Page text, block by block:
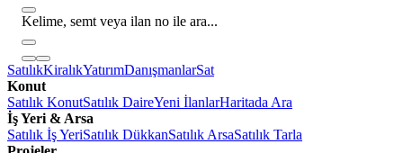
Kelime, semt veya ilan no ile ara...
SatılıkKiralıkYatırımDanışmanlarSat
Konut
Satılık KonutSatılık DaireYeni İlanlarHaritada Ara
İş Yeri & Arsa
Satılık İş YeriSatılık DükkanSatılık ArsaSatılık Tarla